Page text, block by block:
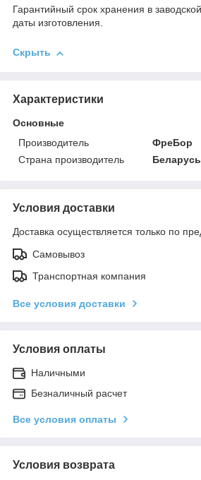
Гарантийный срок хранения в
даты изготовления.
Скрыть
Характеристики
Основные
Производитель
ФреБор
Страна производитель
Беларусь
Условия доставки
Доставка осуществляется только по
Самовывоз
Транспортная компания
Все условия доставки
Условия оплаты
Наличными
Безналичный расчет
Все условия оплаты
Условия возврата